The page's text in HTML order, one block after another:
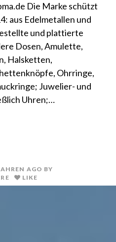
Die Marke schützt
aus Edelmetallen und
und plattierte
Dosen, Amulette,
Halsketten,
Ohrringe,
Juwelier- und
Uhren;…
AGO BY
LIKE